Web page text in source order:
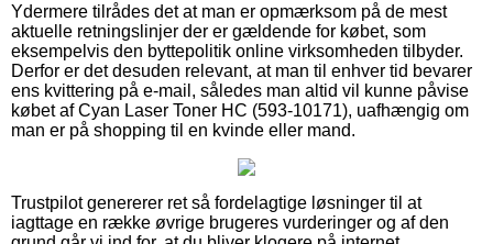
Ydermere tilrådes det at man er opmærksom på de mest
aktuelle retningslinjer der er gældende for købet, som
eksempelvis den byttepolitik online virksomheden tilbyder.
Derfor er det desuden relevant, at man til enhver tid bevarer
ens kvittering på e-mail, således man altid vil kunne påvise
købet af Cyan Laser Toner HC (593-10171), uafhængig om
man er på shopping til en kvinde eller mand.
Trustpilot genererer ret så fordelagtige løsninger til at
iagttage en række øvrige brugeres vurderinger og af den